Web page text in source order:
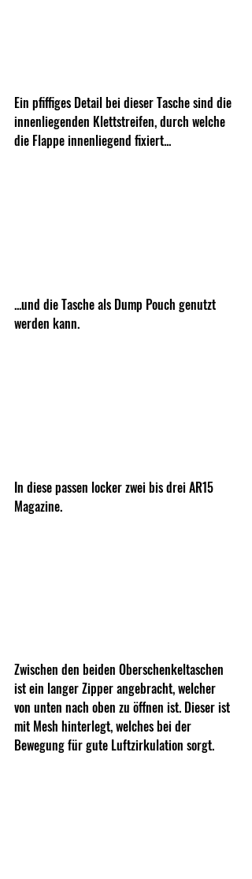
Ein pfiffiges Detail bei dieser Tasche sind die
innenliegenden Klettstreifen, durch welche
die Flappe innenliegend fixiert...
...und die Tasche als Dump Pouch genutzt
werden kann.
In diese passen locker zwei bis drei AR15
Magazine.
Zwischen den beiden Oberschenkeltaschen
ist ein langer Zipper angebracht, welcher
von unten nach oben zu öffnen ist. Dieser ist
mit Mesh hinterlegt, welches bei der
Bewegung für gute Luftzirkulation sorgt.